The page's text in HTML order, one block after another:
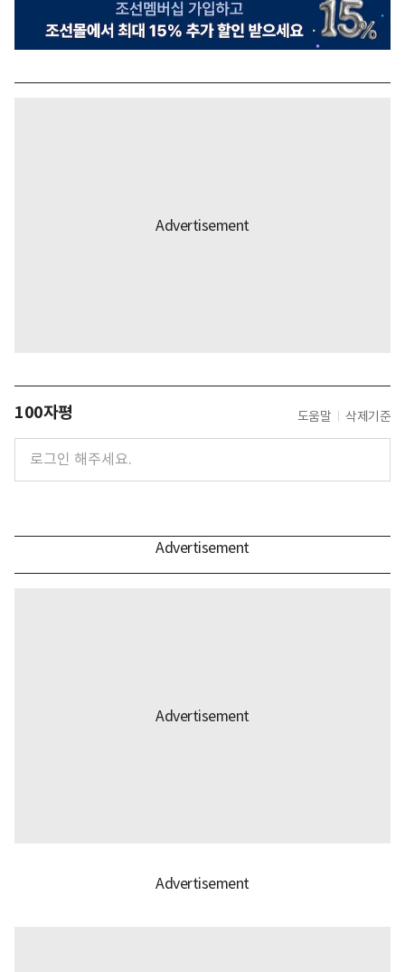
100자평 도움말 삭제기준